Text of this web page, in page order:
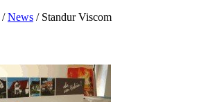
/ News / Standur Viscom